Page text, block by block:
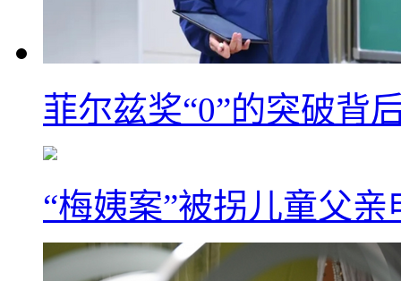
菲尔兹奖“0”的突破背
“梅姨案”被拐儿童父